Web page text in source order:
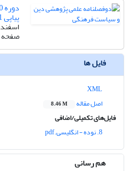
پیاپی 21
اسفند 1402
صفحه
فایل ها
اصل مقاله
8.46 M
فایل‌های تکمیلی/اضافی
8. نوده - انگلیسی.pdf
هم رسانی